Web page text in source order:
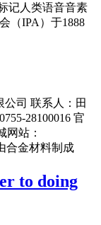
记人类语音音素
（IPA）于1888
司 联系人：田
28100016 官
网站：
合金材料制成
to doing